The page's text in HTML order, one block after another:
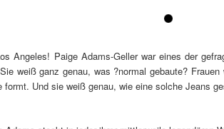
Angeles! Paige Adams-Geller war eines der
weiß ganz genau, was ?normal gebaute?
formt. Und sie weiß genau, wie eine solche Jeans